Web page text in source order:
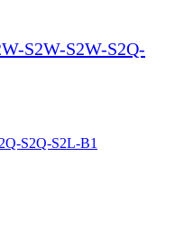
S2W-S2W-S2Q-
S2Q-S2L-B1